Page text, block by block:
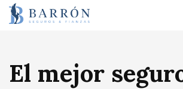
El mejor